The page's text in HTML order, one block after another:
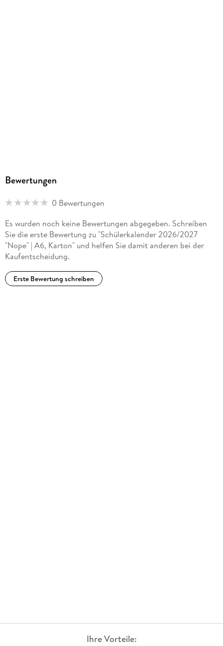
Bewertungen
0 Bewertungen
Es wurden noch keine Bewertungen abgegeben. Schreiben
Sie die erste Bewertung zu "Schülerkalender 2026/2027
"Nope" | A6, Karton" und helfen Sie damit anderen bei der
Kaufentscheidung.
Erste Bewertung schreiben
Ihre Vorteile: